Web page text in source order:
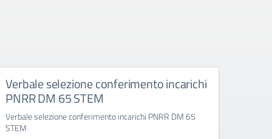
Verbale selezione conferimento incarichi
PNRR DM 65 STEM
Verbale selezione conferimento incarichi PNRR DM 65
STEM